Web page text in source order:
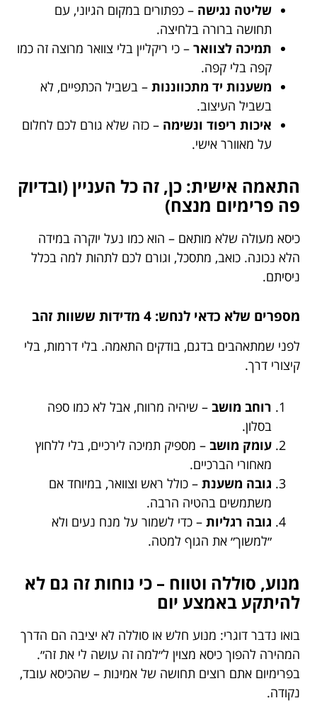
שליטה נגישה – כפתורים במקום הגיוני, עם
תחושה ברורה בלחיצה.
תמיכה לצוואר – כי ריקליין בלי צוואר מרוצה זה כמו
קפה בלי קפה.
משענות יד מתכווננות – בשביל הכתפיים, לא
בשביל העיצוב.
איכות ריפוד ונשימה – כזה שלא גורם לכם לחלום
על מאוורר אישי.
התאמה אישית: כן, זה כל העניין (ובדיוק
פה פרימיום מנצח)
כיסא מעולה שלא מותאם – הוא כמו נעל יוקרה במידה
הלא נכונה. כואב, מתסכל, וגורם לכם לתהות למה בכלל
ניסיתם.
מספרים שלא כדאי לנחש: 4 מדידות ששוות זהב
לפני שמתאהבים בדגם, בודקים התאמה. בלי דרמות, בלי
קיצורי דרך.
רוחב מושב – שיהיה מרווח, אבל לא כמו ספה
בסלון.
עומק מושב – מספיק תמיכה לירכיים, בלי ללחוץ
מאחורי הברכיים.
גובה משענת – כולל ראש וצוואר, במיוחד אם
משתמשים בהטיה הרבה.
גובה רגליות – כדי לשמור על מנח נעים ולא
״למשוך״ את הגוף למטה.
מנוע, סוללה וטווח – כי נוחות זה גם לא
להיתקע באמצע יום
בואו נדבר דוגרי: מנוע חלש או סוללה לא יציבה הם הדרך
המהירה להפוך כיסא מצוין ל״למה זה עושה לי את זה״.
בפרימיום אתם רוצים תחושה של אמינות – שהכיסא עובד,
נקודה.